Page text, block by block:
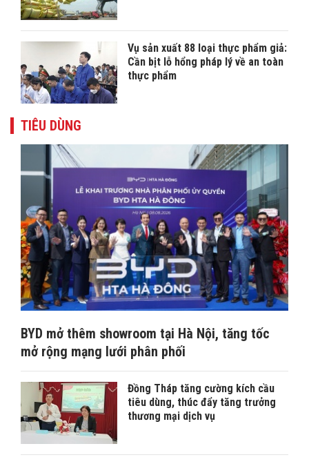
Vụ sản xuất 88 loại thực phẩm giả:
Cần bịt lỗ hổng pháp lý về an toàn
thực phẩm
TIÊU DÙNG
BYD mở thêm showroom tại Hà Nội, tăng tốc
mở rộng mạng lưới phân phối
Đồng Tháp tăng cường kích cầu
tiêu dùng, thúc đẩy tăng trưởng
thương mại dịch vụ